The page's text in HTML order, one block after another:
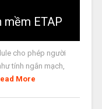
mềm ETAP
cho phép người
tính ngắn mạch,
More